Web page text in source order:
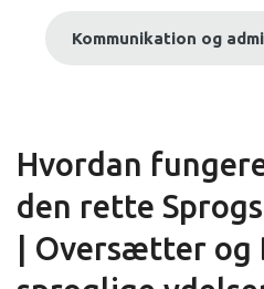
Kommunikation og
Hvordan
den rette
| Oversætter og